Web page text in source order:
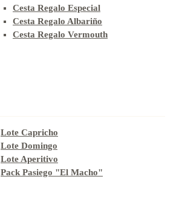
Cesta Regalo Especial
Cesta Regalo Albariño
Cesta Regalo Vermouth
Lote Capricho
Lote Domingo
Lote Aperitivo
Pack Pasiego "El Macho"